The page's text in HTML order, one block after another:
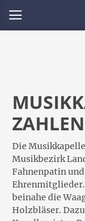
ZAHLEN
Die
Musikbezirk
Fahnenpatin
beinahe die
Holzbläser.